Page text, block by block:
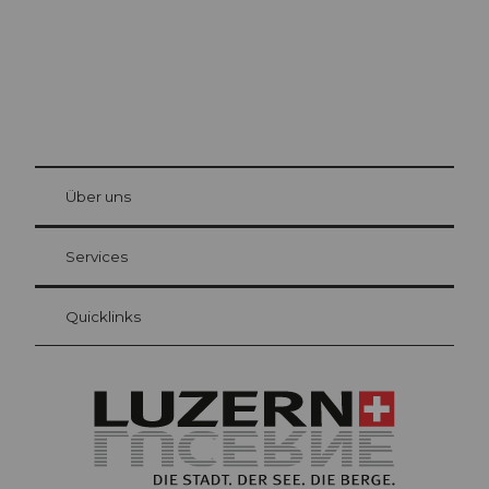
Gästekarte Luzern
Ihre Vorteile als Übernachtungsgast
at Bre
Über uns
Services
Quicklinks